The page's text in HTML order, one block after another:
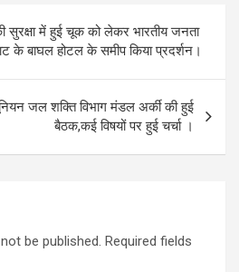
सुरक्षा में हुई चूक को लेकर भारतीय जनता
के बाघल होटल के समीप किया प्रदर्शन।
जल शक्ति विभाग मंडल अर्की की हुई
बैठक,कई विषयों पर हुई चर्चा ।
be published. Required fields